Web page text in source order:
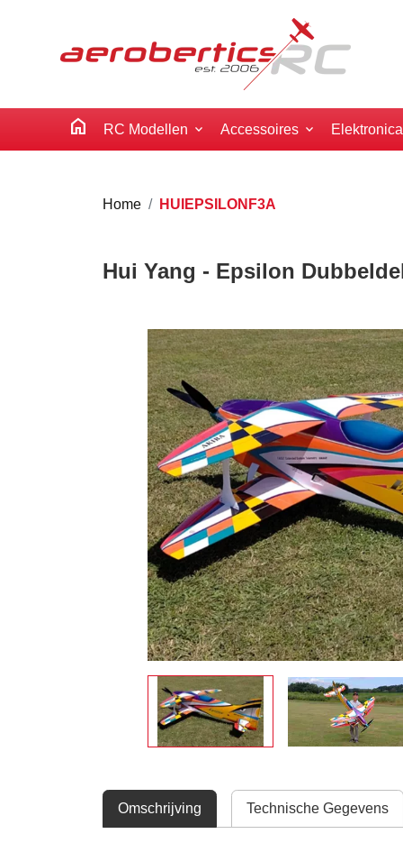
home RC Modellen Accessoires Elektronica
Home HUIEPSILONF3A
Hui Yang - Epsilon
Omschrijving Technische Gegevens